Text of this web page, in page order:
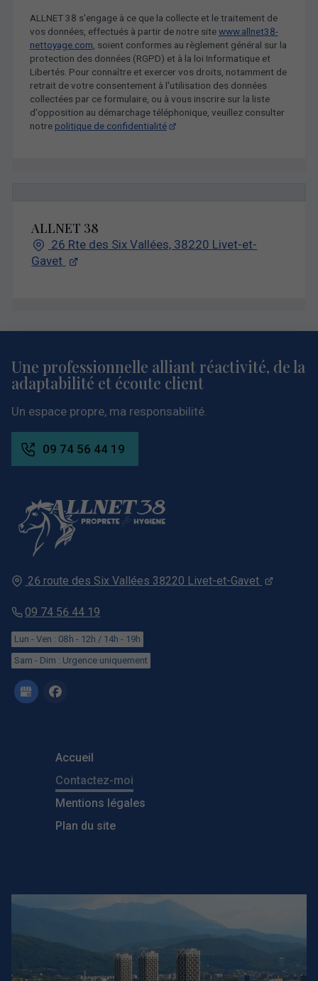
ALLNET 38 s'engage à ce que la collecte et le traitement de
vos données, effectués à partir de notre sitewww.allnet38-
nettoyage.com , soient conformes au règlement général sur la
protection des données (RGPD) et à la loi Informatique et
Libertés. Pour connaître et exercer vos droits, notamment de
retrait de votre consentement à l'utilisation des données
collectées par ce formulaire, ou à vous inscrire sur la liste
d'opposition au démarchage téléphonique, veuillez consulter
notre politique de confidentialité
ALLNET 38
26 Rte des Six Vallées, 38220 Livet-et-
Gavet
26 route des Six Vallées 38220 Livet-et-Gavet
09 74 56 44 19
Lun - Ven : 08h - 12h / 14h - 19h
Sam - Dim : Urgence uniquement
Accueil
Contactez-moi
Mentions légales
Plan du site
Une professionnelle alliant réactivité, de la
adaptabilité et écoute client
Un espace propre, ma responsabilité.
09 74 56 44 19